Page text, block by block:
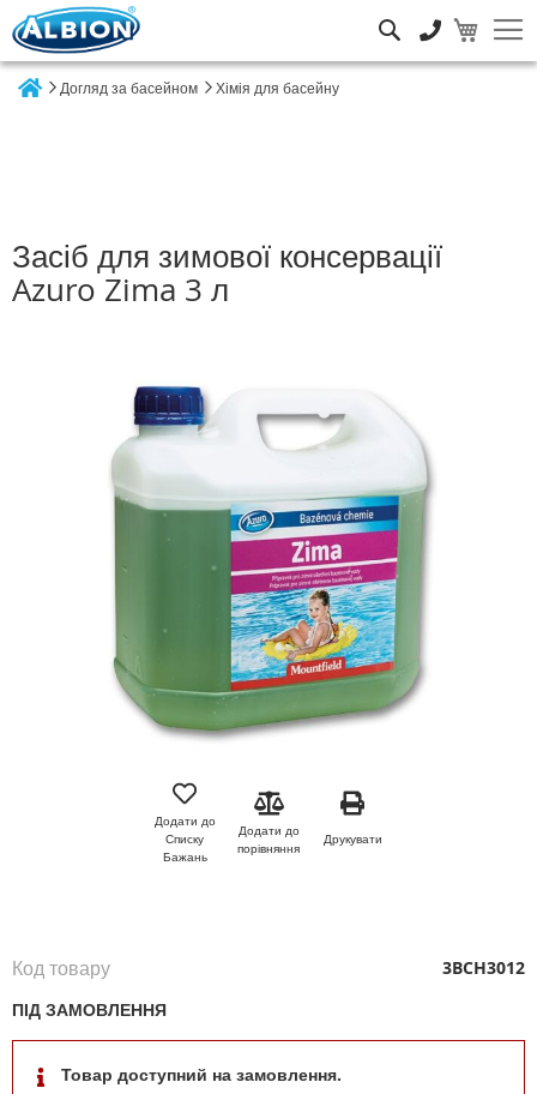
Догляд за басейном Хімія для басейну
Засіб для зимової консервації
Azuro Zima 3 л
Додати до
Списку
Бажань
Додати до
порівняння
Друкувати
ПІД ЗАМОВЛЕННЯ
Товар доступний на замовлення.
Код товару 3BCH3012